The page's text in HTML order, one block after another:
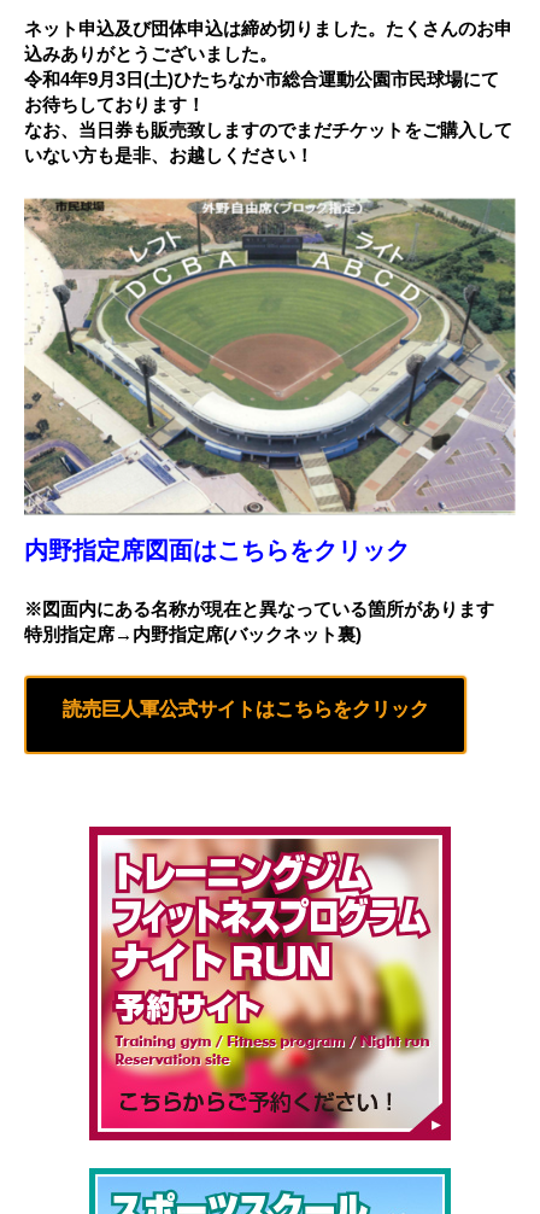
ネット申込及び団体申込は締め切りました。たくさんのお申
込みありがとうございました。
令和4年9月3日(土)ひたちなか市総合運動公園市民球場にて
お待ちしております！
なお、当日券も販売致しますのでまだチケットをご購入して
いない方も是非、お越しください！
内野指定席図面はこちらをクリック
※図面内にある名称が現在と異なっている箇所があります
特別指定席→内野指定席(バックネット裏)
読売巨人軍公式サイトはこちらをクリック